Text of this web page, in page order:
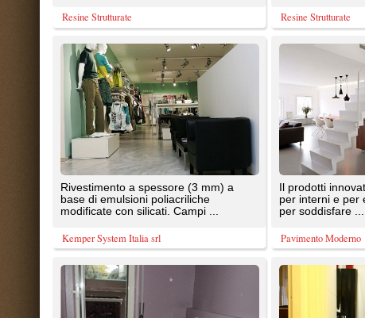
Bagno rivestito in resina epossidica e
finitura con resina poliuretanica
colorata.
Pavitek sas di Arena Enzo & C.
Cementina resinata a pavimento e
Tomasello benedetta